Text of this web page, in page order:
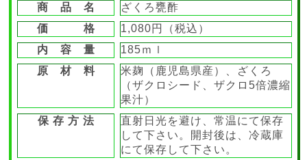
商 品 名
ざくろ甕酢
価 格
1,080円（税込）
内 容 量
185ｍｌ
原 材 料
米麹（鹿児島県産）、ざくろ
（ザクロシード、ザクロ5倍濃縮
果汁）
保 存 方 法
直射日光を避け、常温にて保存
して下さい。開封後は、冷蔵庫
にて保存して下さい。